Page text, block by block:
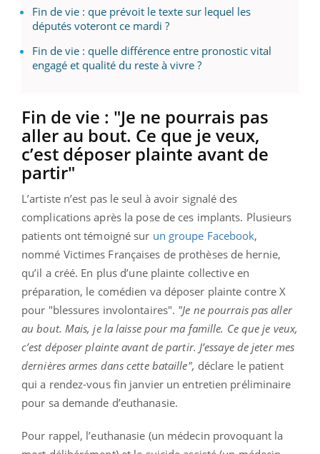
Fin de vie : que prévoit le texte sur lequel les
députés voteront ce mardi ?
Fin de vie : quelle différence entre pronostic vital
engagé et qualité du reste à vivre ?
Fin de vie : "Je ne pourrais pas
aller au bout. Ce que je veux,
c’est déposer plainte avant de
partir"
L’artiste n’est pas le seul à avoir signalé des
complications après la pose de ces implants. Plusieurs
patients ont témoigné sur un groupe Facebook,
nommé Victimes Françaises de prothèses de hernie,
qu’il a créé. En plus d’une plainte collective en
préparation, le comédien va déposer plainte contre X
pour "blessures involontaires". "Je ne pourrais pas aller
au bout. Mais, je la laisse pour ma famille. Ce que je veux,
c’est déposer plainte avant de partir. J’essaye de jeter mes
dernières armes dans cette bataille", déclare le patient
qui a rendez-vous fin janvier un entretien préliminaire
pour sa demande d’euthanasie.
Pour rappel, l’euthanasie (un médecin provoquant la